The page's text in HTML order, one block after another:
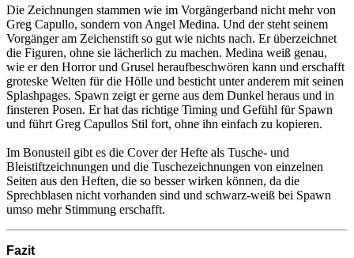
Die Zeichnungen stammen wie im Vorgängerband nicht mehr von
Greg Capullo, sondern von Angel Medina. Und der steht seinem
Vorgänger am Zeichenstift so gut wie nichts nach. Er überzeichnet
die Figuren, ohne sie lächerlich zu machen. Medina weiß genau,
wie er den Horror und Grusel heraufbeschwören kann und erschafft
groteske Welten für die Hölle und besticht unter anderem mit seinen
Splashpages. Spawn zeigt er gerne aus dem Dunkel heraus und in
finsteren Posen. Er hat das richtige Timing und Gefühl für Spawn
und führt Greg Capullos Stil fort, ohne ihn einfach zu kopieren.
Im Bonusteil gibt es die Cover der Hefte als Tusche- und
Bleistiftzeichnungen und die Tuschezeichnungen von einzelnen
Seiten aus den Heften, die so besser wirken können, da die
Sprechblasen nicht vorhanden sind und schwarz-weiß bei Spawn
umso mehr Stimmung erschafft.
Fazit